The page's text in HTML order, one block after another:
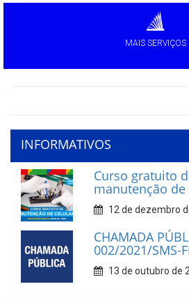
MAIS SERVIÇOS
INFORMATIVOS
Curso gratuito
manutenção
12 de dezembro
CHAMADA
002/2021/SMS-
13 de outubro de